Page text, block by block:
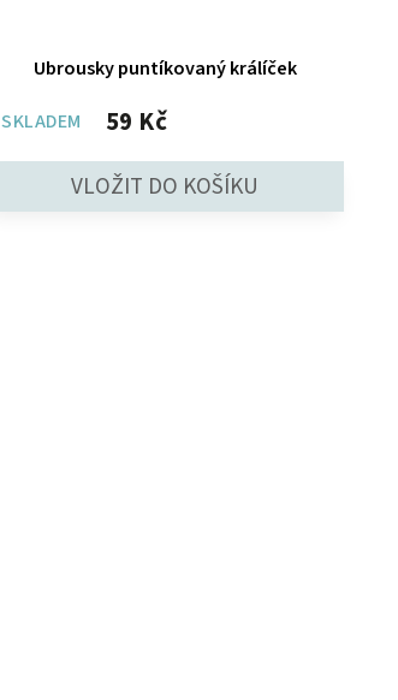
Ubrousky puntíkovaný králíček
SKLADEM 59 Kč